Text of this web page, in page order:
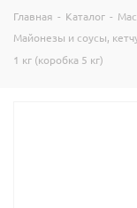
Главная - Каталог -
Майонезы и соусы,
1 кг (коробка 5 кг)